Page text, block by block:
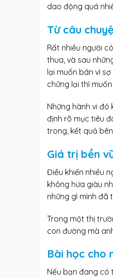
dao động quá
Từ câu
Rất nhiều người
thua, và sau
lại muốn bán vì
chững lại thì
Những hành vi
định rõ mục tiêu
trong, kết quả
Giá trị bền
Điều khiến nhiều
không hứa giàu
những gì mình đã
Trong một thị
con đường mà
Bài học cho
Nếu bạn đang có